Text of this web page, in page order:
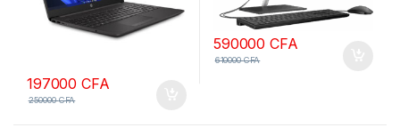
197000CFA
250000CFA
590000CFA
610000CFA